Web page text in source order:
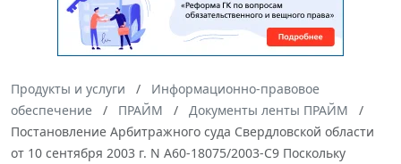
Продукты и услуги
Информационно-правовое
обеспечение
ПРАЙМ
Документы ленты ПРАЙМ
Постановление Арбитражного суда Свердловской области
от 10 сентября 2003 г. N А60-18075/2003-С9 Поскольку